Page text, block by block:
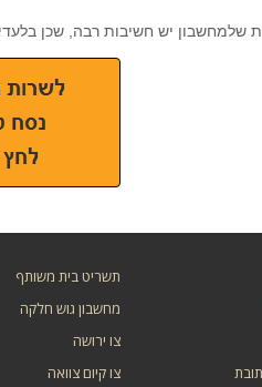
שלמחשבון יש חשיבות רבה, שכן
תשריט בית משותף
מחשבון גוש חלקה
צו ירושה
צו קיום צוואה